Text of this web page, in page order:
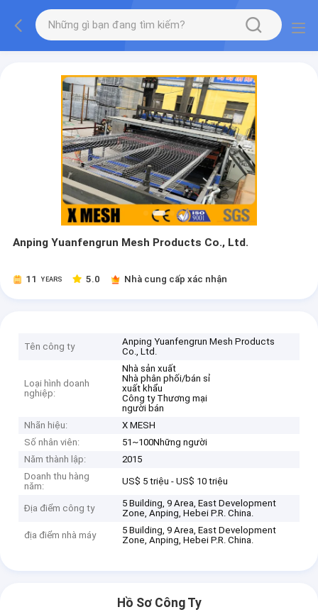
Anping Yuanfengrun Mesh Products Co., Ltd.
11 YEARS 5.0 Nhà cung cấp xác nhận
Tên công ty
Anping Yuanfengrun Mesh Products
Co., Ltd.
Loại hình doanh
nghiệp:
Nhà sản xuất
Nhà phân phối/bán sỉ
xuất khẩu
Công ty Thương mại
người bán
Nhãn hiệu:
X MESH
Số nhân viên:
51~100Những người
Năm thành lập:
2015
Doanh thu hàng
năm:
US$ 5 triệu - US$ 10 triệu
Địa điểm công ty
5 Building, 9 Area, East Development
Zone, Anping, Hebei P.R. China.
địa điểm nhà máy
5 Building, 9 Area, East Development
Zone, Anping, Hebei P.R. China.
Hồ Sơ Công Ty